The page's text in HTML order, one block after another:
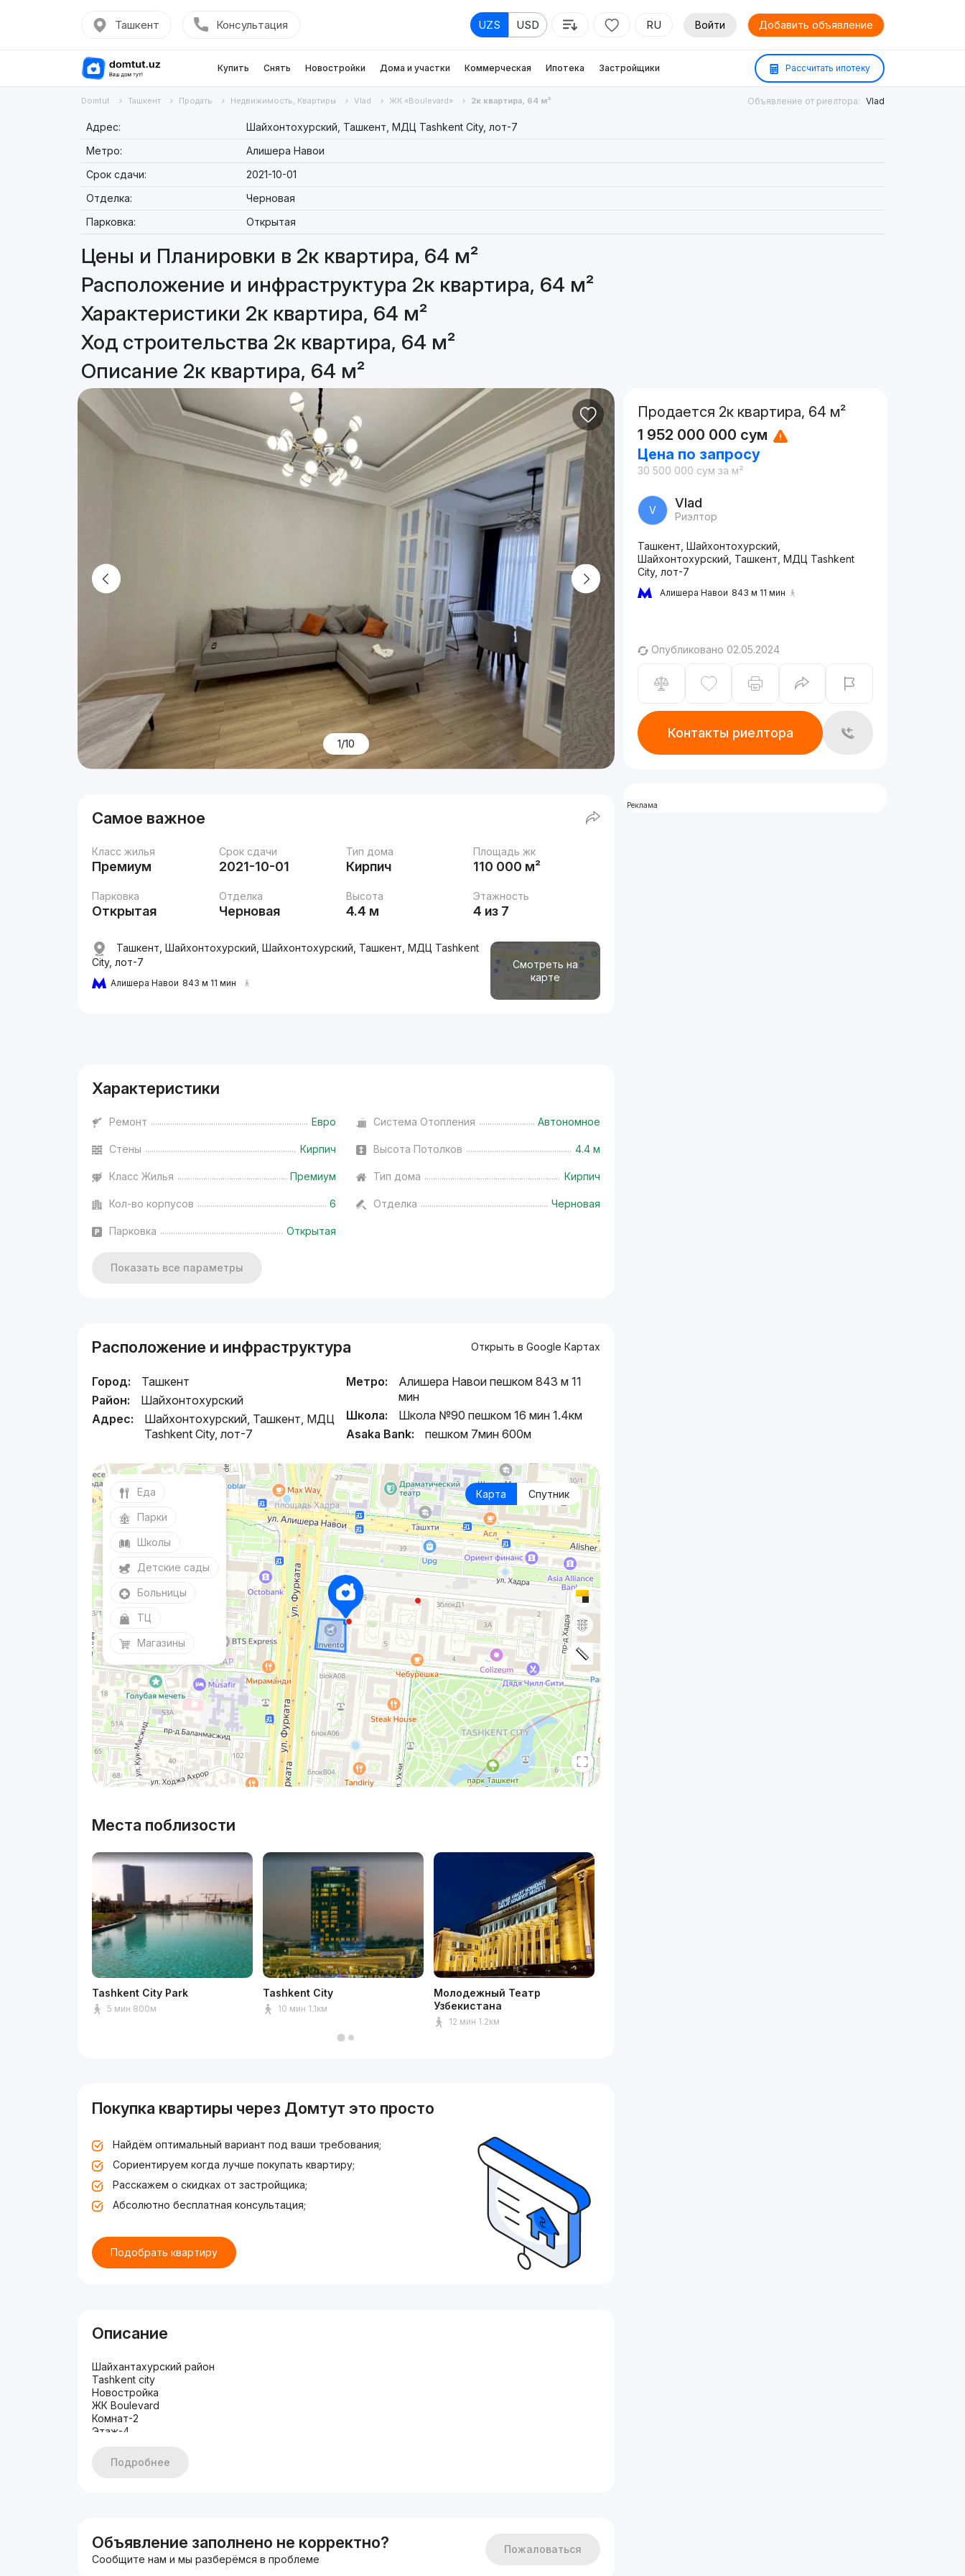
Ташкент Консультация UZS USD RU Войти Добавить объявление
Купить Снять Новостройки Дома и участки Коммерческая Ипотека Застройщики Рассчитать ипотеку
Domtut Ташкент Продать Недвижимость, Квартиры Vlad ЖК «Boulevard» 2к квартира, 64 м² Объявление от риелтора: Vlad
Адрес:
Шайхонтохурский, Ташкент, МДЦ Tashkent City, лот-7
Метро:
Алишера Навои
Срок сдачи:
2021-10-01
Отделка:
Черновая
Парковка:
Открытая
Цены и Планировки в 2к квартира, 64 м²
Расположение и инфраструктура 2к квартира, 64 м²
Характеристики 2к квартира, 64 м²
Ход строительства 2к квартира, 64 м²
Описание 2к квартира, 64 м²
1/10
Самое важное
Класс жилья
Премиум
Срок сдачи
2021-10-01
Тип дома
Кирпич
Площадь жк
110 000 м²
Парковка
Открытая
Отделка
Черновая
Высота
4.4 м
Этажность
4 из 7
Смотреть на
карте
Ташкент, Шайхонтохурский, Шайхонтохурский, Ташкент, МДЦ Tashkent
City, лот-7
Алишера Навои 843 м 11 мин
Характеристики
Ремонт Евро Система Отопления Автономное
Стены Кирпич Высота Потолков 4.4 м
Класс Жилья Премиум Тип дома Кирпич
Кол-во корпусов 6 Отделка Черновая
Парковка Открытая
Показать все параметры
Расположение и инфраструктура Открыть в Google Картах
Город:
Ташкент
Район:
Шайхонтохурский
Адрес:
Шайхонтохурский, Ташкент, МДЦ
Tashkent City, лот-7
Метро:
Алишера Навои пешком 843 м 11
мин
Школа:
Школа №90 пешком 16 мин 1.4км
Asaka Bank:
пешком 7мин 600м
Карта Спутник
Еда
Парки
Школы
Детские сады
Больницы
ТЦ
Магазины
Места поблизости
Tashkent City Park
5 мин 800м
Tashkent City
10 мин 1.1км
Молодежный Театр
Узбекистана
12 мин 1.2км
Покупка квартиры через Домтут это просто
Найдём оптимальный вариант под ваши требования;
Сориентируем когда лучше покупать квартиру;
Расскажем о скидках от застройщика;
Абсолютно бесплатная консультация;
Подобрать квартиру
Описание
Шайхантахурский район
Tashkent city
Новостройка
ЖК Boulevard
Комнат-2
Этаж-4
Площадь-64кв.м
Два балкона
Подробнее
Объявление заполнено не корректно?
Сообщите нам и мы разберёмся в проблеме
Пожаловаться
Продается 2к квартира, 64 м²
1 952 000 000 сум
Цена по запросу
30 500 000 сум за м²
V Vlad
Риэлтор
Ташкент, Шайхонтохурский,
Шайхонтохурский, Ташкент, МДЦ Tashkent
City, лот-7
Алишера Навои 843 м 11 мин
Опубликовано 02.05.2024
Контакты риелтора
Реклама